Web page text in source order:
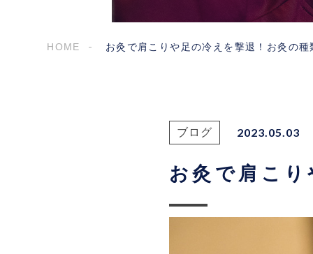
HOME お灸で肩こりや足の冷えを撃退！お灸の種
ブログ 2023.05.03
お灸で肩こ